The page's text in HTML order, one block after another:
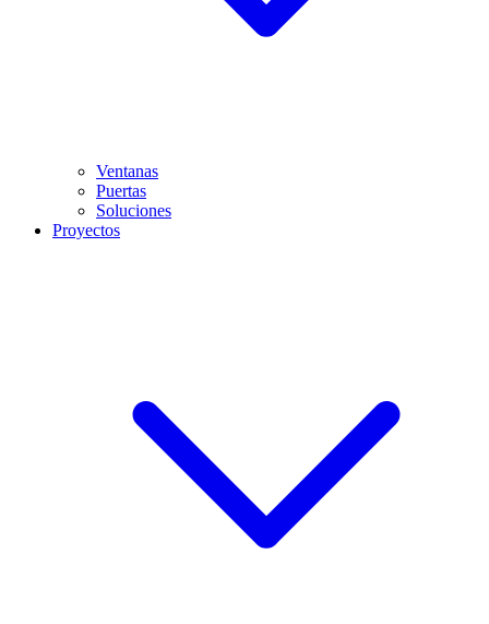
Ventanas
Puertas
Soluciones
Proyectos